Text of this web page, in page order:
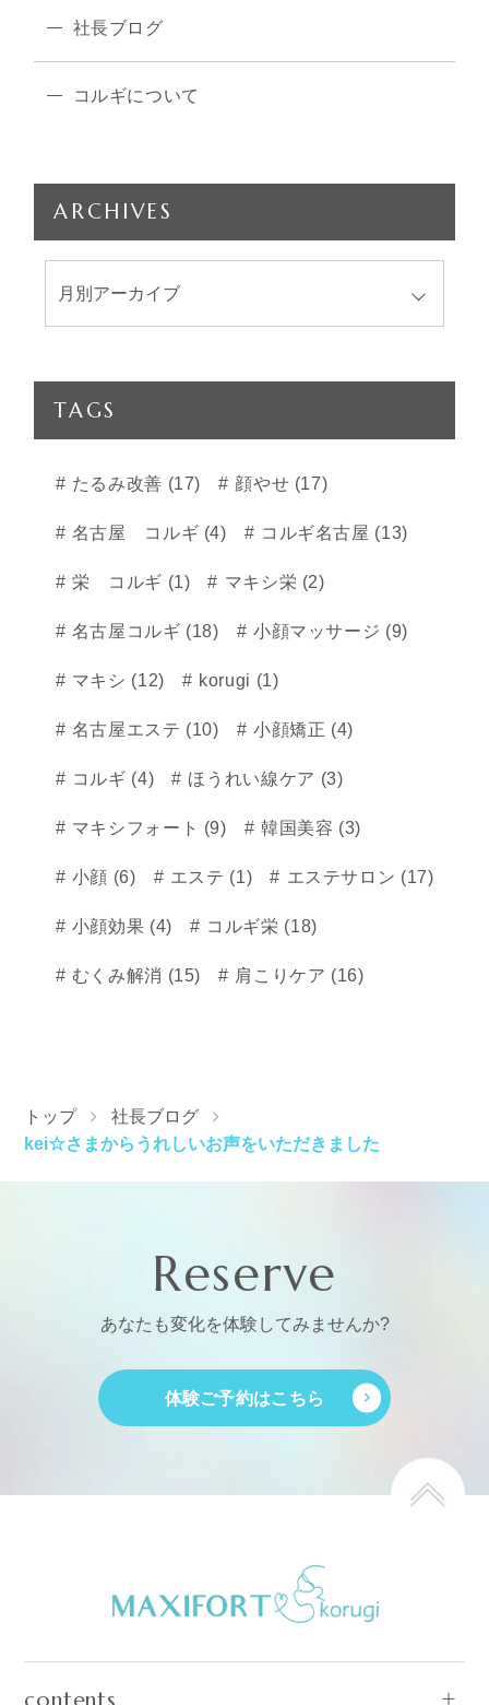
社長ブログ
コルギについて
ARCHIVES
TAGS
たるみ改善 (17) 顔やせ (17)
名古屋 コルギ (4) コルギ名古屋 (13)
栄 コルギ (1) マキシ栄 (2)
名古屋コルギ (18) 小顔マッサージ (9)
マキシ (12) korugi (1)
名古屋エステ (10) 小顔矯正 (4)
コルギ (4) ほうれい線ケア (3)
マキシフォート (9) 韓国美容 (3)
小顔 (6) エステ (1) エステサロン (17)
小顔効果 (4) コルギ栄 (18)
むくみ解消 (15) 肩こりケア (16)
トップ
社長ブログ
kei☆さまからうれしいお声をいただきました
Reserve
あなたも変化を体験してみませんか?
体験ご予約はこちら